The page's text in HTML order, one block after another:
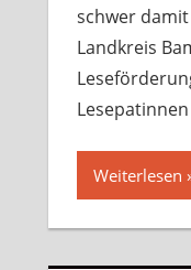
schwer
Landkreis
Weiterlesen